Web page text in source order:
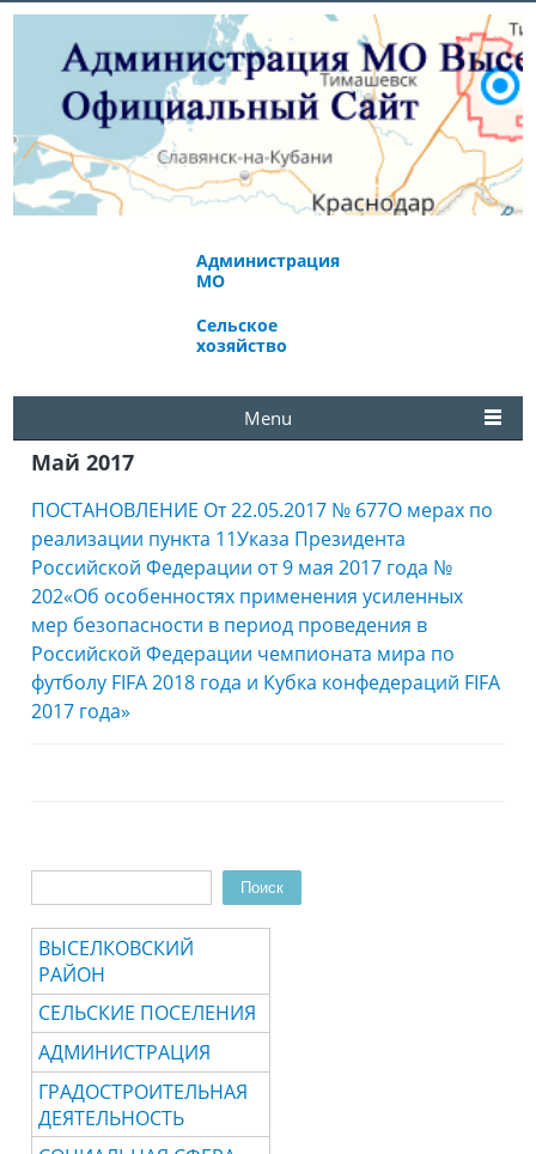
Администрация
МО
Сельское
хозяйство
Menu
Май 2017
ПОСТАНОВЛЕНИЕ От 22.05.2017 № 677О мерах по
реализации пункта 11Указа Президента
Российской Федерации от 9 мая 2017 года №
202«Об особенностях применения усиленных
мер безопасности в период проведения в
Российской Федерации чемпионата мира по
футболу FIFA 2018 года и Кубка конфедераций FIFA
2017 года»
Поиск
ВЫСЕЛКОВСКИЙ
РАЙОН
СЕЛЬСКИЕ ПОСЕЛЕНИЯ
АДМИНИСТРАЦИЯ
ГРАДОСТРОИТЕЛЬНАЯ
ДЕЯТЕЛЬНОСТЬ